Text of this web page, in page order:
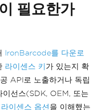
필요한가
IronBarcode를 다운로
라이센스 키 가 있는지 확
API로 노출하거나 독립
이선스(SDK, OEM, 또는
라이센스 옵션을 이해했는